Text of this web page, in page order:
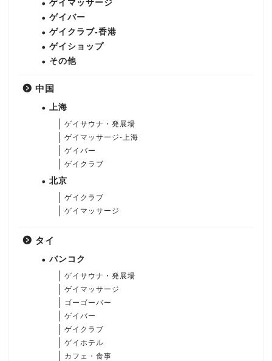
ゲイマッサージ
ゲイバー
ゲイクラブ-香港
ゲイショップ
その他
中国
上海
ゲイサウナ・発展場
ゲイマッサージ-上海
ゲイバー
ゲイクラブ
北京
ゲイクラブ
ゲイマッサージ
タイ
バンコク
ゲイサウナ・発展場
ゲイマッサージ
ゴーゴーバー
ゲイバー
ゲイクラブ
ゲイホテル
カフェ・食事